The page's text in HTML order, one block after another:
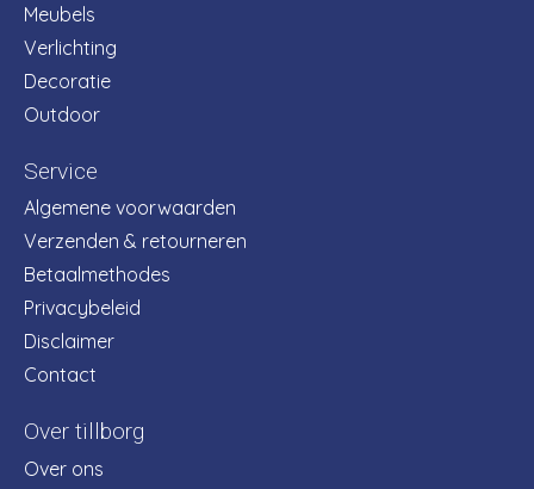
Meubels
Verlichting
Decoratie
Outdoor
Service
Algemene voorwaarden
Verzenden & retourneren
Betaalmethodes
Privacybeleid
Disclaimer
Contact
Over tillborg
Over ons